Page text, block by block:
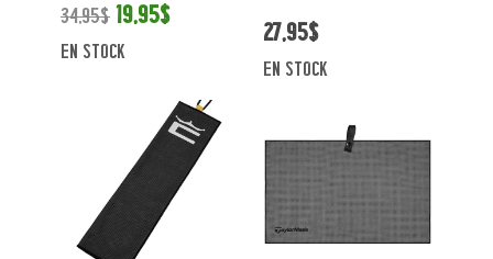
34,95$ 19,95$
en stock
27,95$
en stock